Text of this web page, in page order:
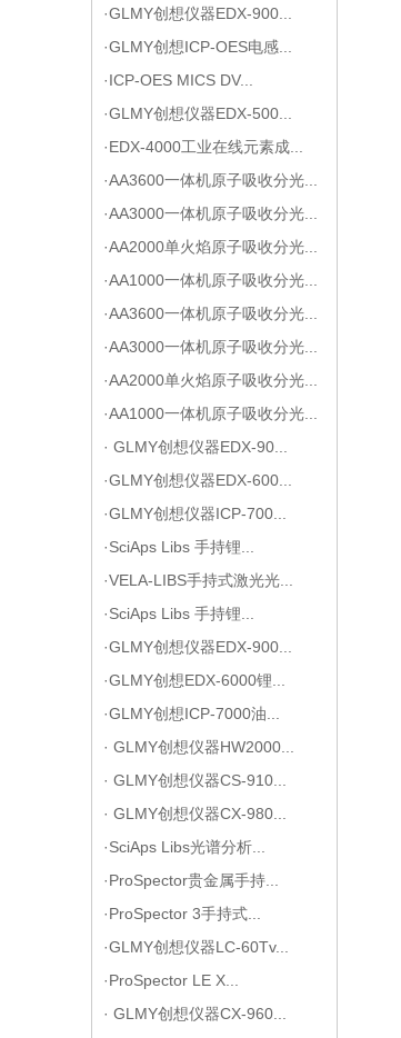
·GLMY创想仪器EDX-900...
·GLMY创想ICP-OES电感...
·ICP-OES MICS DV...
·GLMY创想仪器EDX-500...
·EDX-4000工业在线元素成...
·AA3600一体机原子吸收分光...
·AA3000一体机原子吸收分光...
·AA2000单火焰原子吸收分光...
·AA1000一体机原子吸收分光...
·AA3600一体机原子吸收分光...
·AA3000一体机原子吸收分光...
·AA2000单火焰原子吸收分光...
·AA1000一体机原子吸收分光...
· GLMY创想仪器EDX-90...
·GLMY创想仪器EDX-600...
·GLMY创想仪器ICP-700...
·SciAps Libs 手持锂...
·VELA-LIBS手持式激光光...
·SciAps Libs 手持锂...
·GLMY创想仪器EDX-900...
·GLMY创想EDX-6000锂...
·GLMY创想ICP-7000油...
· GLMY创想仪器HW2000...
· GLMY创想仪器CS-910...
· GLMY创想仪器CX-980...
·SciAps Libs光谱分析...
·ProSpector贵金属手持...
·ProSpector 3手持式...
·GLMY创想仪器LC-60Tv...
·ProSpector LE X...
· GLMY创想仪器CX-960...